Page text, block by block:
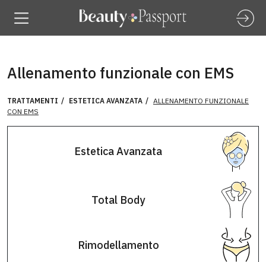
Allenamento funzionale con EMS
TRATTAMENTI ESTETICA AVANZATA
ALLENAMENTO FUNZIONALE
CON EMS
Estetica Avanzata
Total Body
Rimodellamento